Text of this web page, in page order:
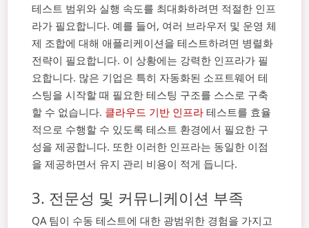
테스트 범위와 실행 속도를 최대화하려면 적절한 인프
라가 필요합니다. 예를 들어, 여러 브라우저 및 운영 체
제 조합에 대해 애플리케이션을 테스트하려면 병렬화
전략이 필요합니다. 이 상황에는 강력한 인프라가 필
요합니다. 많은 기업은 특히 자동화된 소프트웨어 테
스팅을 시작할 때 필요한 테스팅 구조를 스스로 구축
할 수 없습니다. 클라우드 기반 인프라 테스트를 효율
적으로 수행할 수 있도록 테스트 환경에서 필요한 구
성을 제공합니다. 또한 이러한 인프라는 동일한 이점
을 제공하면서 유지 관리 비용이 적게 듭니다.
3. 전문성 및 커뮤니케이션 부족
QA 팀이 수동 테스트에 대한 광범위한 경험을 가지고